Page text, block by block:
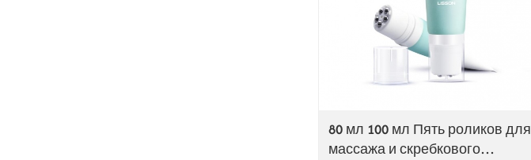
80 мл 100 мл Пять роликов для
массажа и скребкового